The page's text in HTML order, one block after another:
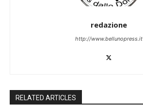
redazione
http://www.bellunopress.it
RELATED ARTICLES